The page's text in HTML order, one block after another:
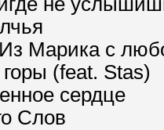
Марика с
(feat. Stas)
сердце
Слов